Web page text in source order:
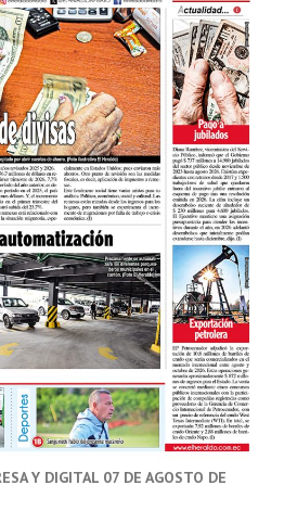
Y DIGITAL 07 DE AGOSTO DE